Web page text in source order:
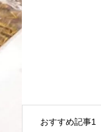
おすすめ記事1